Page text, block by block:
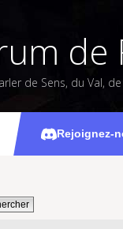
de
de Sens, du Val,
Rejoignez-